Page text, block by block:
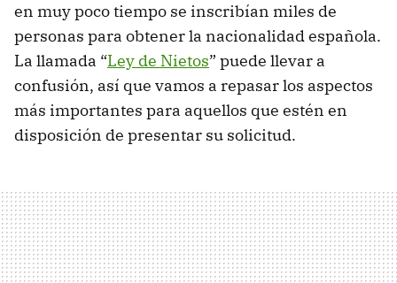
en muy poco tiempo se inscribían miles de
personas para obtener la nacionalidad española.
La llamada “Ley de Nietos” puede llevar a
confusión, así que vamos a repasar los aspectos
más importantes para aquellos que estén en
disposición de presentar su solicitud.